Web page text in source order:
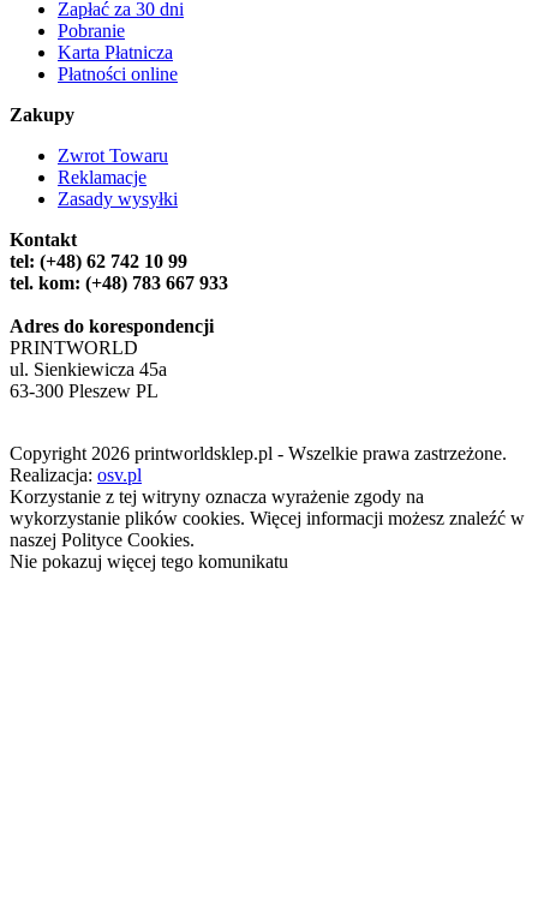
Zapłać za 30 dni
Pobranie
Karta Płatnicza
Płatności online
Zakupy
Zwrot Towaru
Reklamacje
Zasady wysyłki
Kontakt
tel: (+48) 62 742 10 99
tel. kom: (+48) 783 667 933
Adres do korespondencji
PRINTWORLD
ul. Sienkiewicza 45a
63-300 Pleszew PL
Copyright 2026 printworldsklep.pl - Wszelkie prawa zastrzeżone.
Realizacja: osv.pl
Korzystanie z tej witryny oznacza wyrażenie zgody na
wykorzystanie plików cookies. Więcej informacji możesz znaleźć w
naszej Polityce Cookies.
Nie pokazuj więcej tego komunikatu